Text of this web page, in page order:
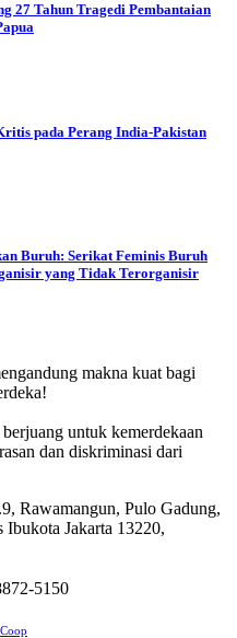
27 Tahun Tragedi Pembantaian
pada Perang India-Pakistan
Buruh: Serikat Feminis Buruh
yang Tidak Terorganisir
makna kuat bagi
untuk kemerdekaan
dan diskriminasi dari
Rawamangun, Pulo Gadung,
Jakarta 13220,
5150